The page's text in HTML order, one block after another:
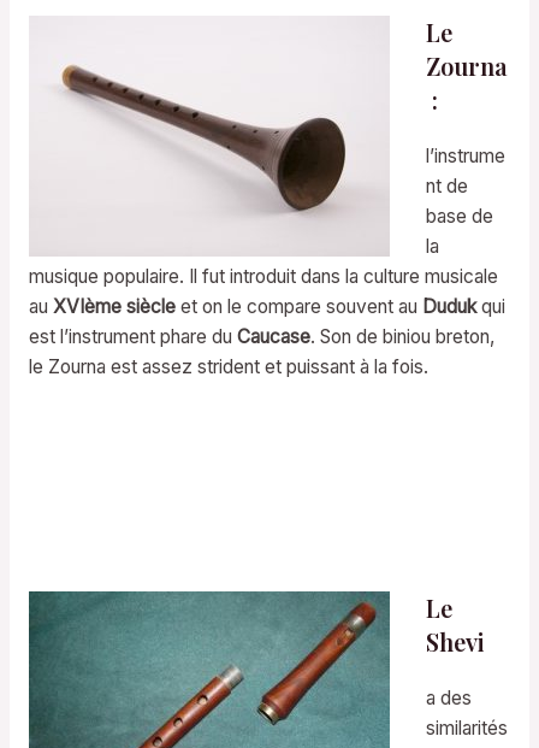
Le
Zourna
:
l’instrume
nt de
base de
la
musique populaire. Il fut introduit dans la culture musicale
au XVIème siècleet on le compare souvent au Dudukqui
est l’instrument phare du Caucase. Son de biniou breton,
le Zourna est assez strident et puissant à la fois.
Le
Shevi
a des
similarités